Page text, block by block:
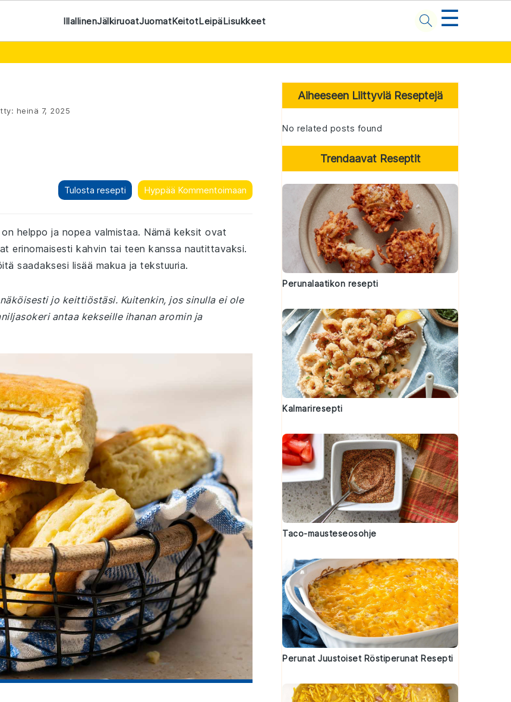
IllallinenJälkiruoatJuomatKeitotLeipäLisukkeet ☰
heinä 7, 2025
Tulosta resepti Hyppää Kommentoimaan
helppo ja nopea valmistaa. Nämä keksit ovat
erinomaisesti kahvin tai teen kanssa nautittavaksi.
saadaksesi lisää makua ja tekstuuria.
jo keittiöstäsi. Kuitenkin, jos sinulla ei ole
antaa kekseille ihanan aromin ja
Primary
Sidebar
Aiheeseen Liittyviä Reseptejä
No related posts found
Trendaavat Reseptit
Perunalaatikon resepti
Kalmariresepti
Taco-mausteseosohje
Perunat Juustoiset Röstiperunat Resepti